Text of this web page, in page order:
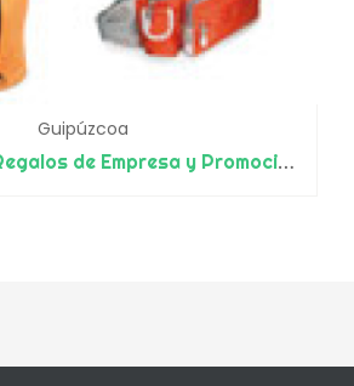
Guipúzcoa
PromoEASO: Regalos de Empresa y Promocionales